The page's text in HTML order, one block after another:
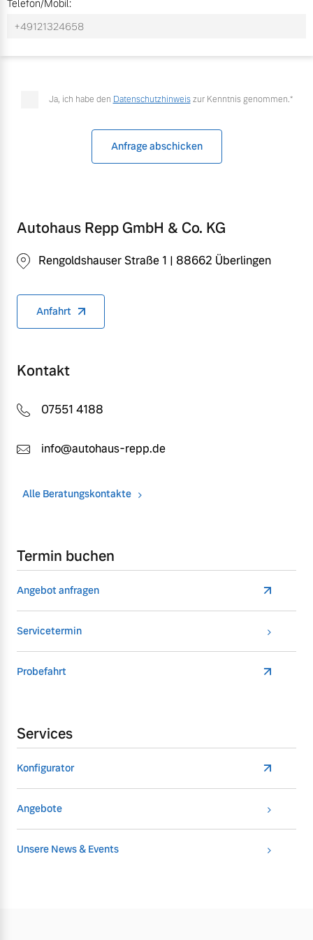
Telefon/Mobil:
Ja, ich habe den Datenschutzhinweiszur Kenntnis genommen.*
Anfrage abschicken
Autohaus Repp GmbH & Co. KG
Rengoldshauser Straße 1 | 88662 Überlingen
Anfahrt
Kontakt
07551 4188
info@autohaus-repp.de
Alle Beratungskontakte
Termin buchen
Angebot anfragen
Servicetermin
Probefahrt
Services
Konfigurator
Angebote
Unsere News & Events